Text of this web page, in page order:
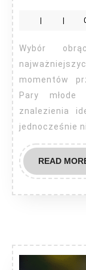
Wybór obrączek ślubnych to jedno z
momentów
Pary
znalezienia
jednocześnie
READ